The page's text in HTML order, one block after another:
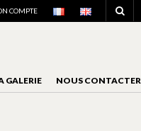
COMPTE
GALERIE NOUS CONTACTER